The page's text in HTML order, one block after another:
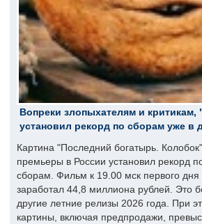
Вопреки злопыхателям и критикам,
установил рекорд по сборам уже в
Картина "Последний богатырь.
премьеры в России установил рекорд
сборам. Фильм к 19.00 мск первого дня
заработал 44,8 миллиона рублей. Это
другие летние релизы 2026 года. При
картины, включая предпродажи,